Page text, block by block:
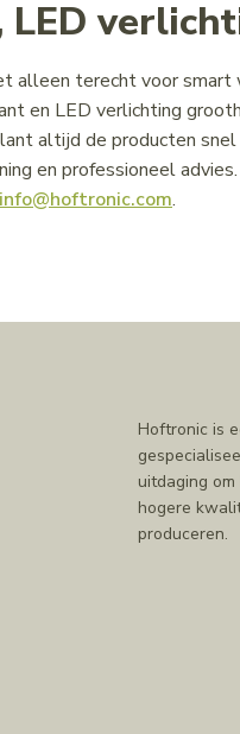
LED
alleen terecht voor
en LED verlichting
altijd de producten
en professioneel
info@hoftronic.com.
Hoftronic is
uitdaging
hogere
produceren.